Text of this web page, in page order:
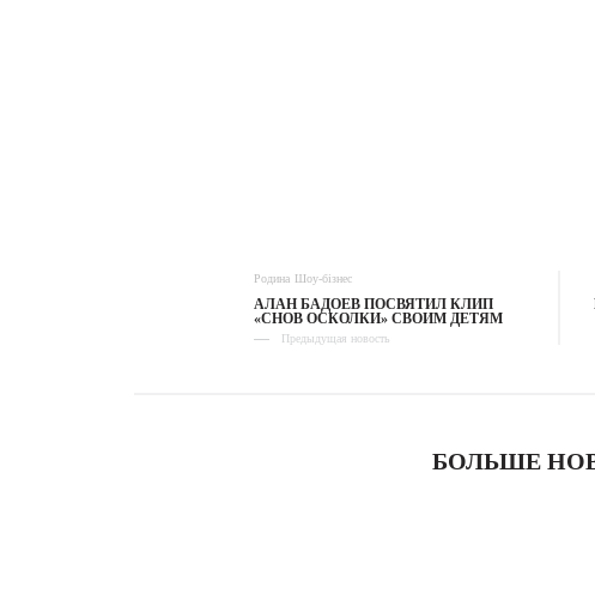
Родина Шоу-бізнес
АЛАН БАДОЕВ ПОСВЯТИЛ КЛИП
«СНОВ ОСКОЛКИ» СВОИМ ДЕТЯМ
Предыдущая новость
БОЛЬШЕ